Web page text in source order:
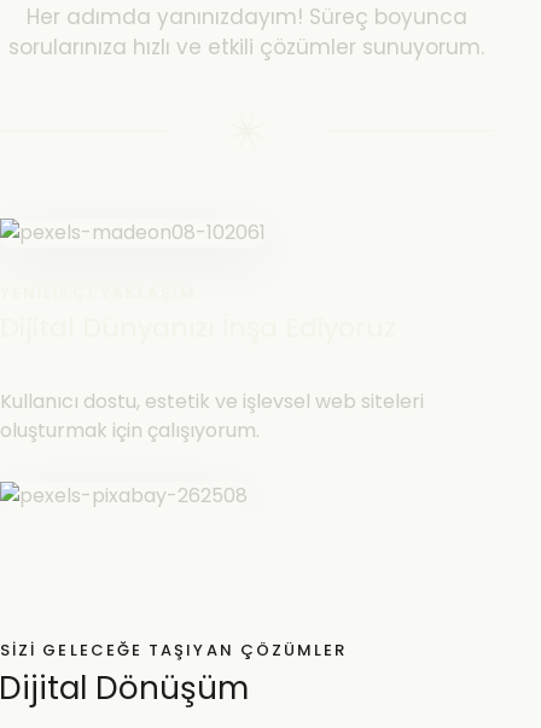
Her adımda yanınızdayım! Süreç boyunca
sorularınıza hızlı ve etkili çözümler sunuyorum.
Kullanıcı dostu, estetik ve işlevsel web siteleri
oluşturmak için çalışıyorum.
SIZI GELECEĞE TAŞIYAN ÇÖZÜMLER
Dijital Dönüşüm